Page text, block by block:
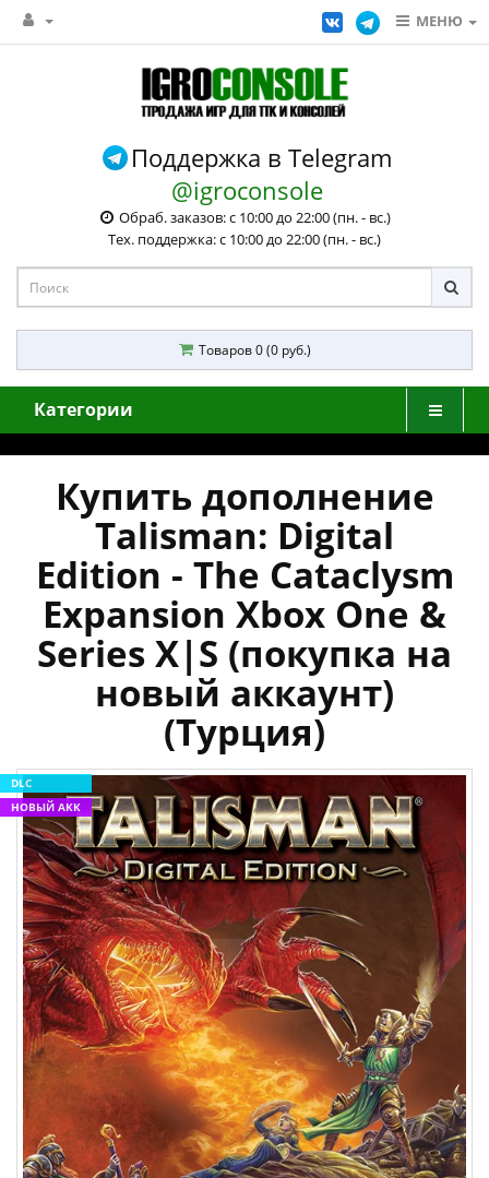
МЕНЮ
Поддержка в Telegram
@igroconsole
Обраб. заказов: с 10:00 до 22:00 (пн. - вс.)
Тех. поддержка: с 10:00 до 22:00 (пн. - вс.)
Товаров 0 (0 руб.)
Категории
Купить дополнение
Talisman: Digital
Edition - The Cataclysm
Expansion Xbox One &
Series X|S (покупка на
новый аккаунт)
(Турция)
DLC
НОВЫЙ АКК